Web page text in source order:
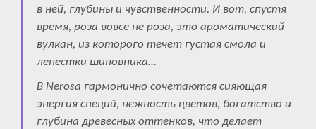
в ней, глубины и чувственности. И вот, спустя
время, роза вовсе не роза, это ароматический
вулкан, из которого течет густая смола и
лепестки шиповника…
В Nerosa гармонично сочетаются сияющая
энергия специй, нежность цветов, богатство и
глубина древесных оттенков, что делает